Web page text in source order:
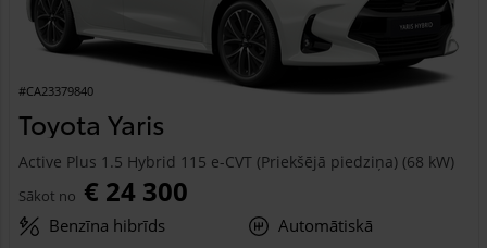
#CA23379840
Toyota Yaris
Active Plus 1.5 Hybrid 115 e-CVT (Priekšējā piedziņa) (68 kW)
Sākot no € 24 300
Benzīna hibrīds
Automātiskā